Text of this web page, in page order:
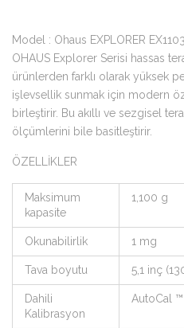
Model : Ohaus EXPLORER
OHAUS Explorer Serisi hassas
ürünlerden farklı olarak yüksek
işlevsellik sunmak için modern
birleştirir. Bu akıllı ve sezgisel
ölçümlerini bile basitleştirir.
ÖZELLİKLER
Maksimum
kapasite
1,100 g
Okunabilirlik 1 mg
Tava boyutu 5,1 inç
Dahili
Kalibrasyon
AutoCal